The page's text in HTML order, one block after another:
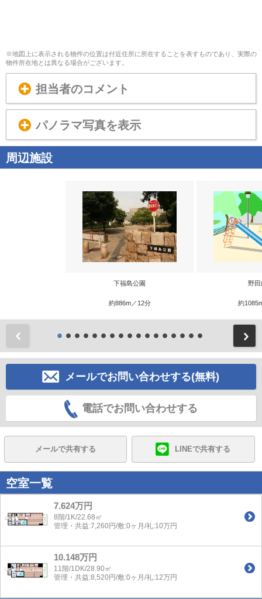
※地図上に表示される物件の位置は付近住所に所在することを表すものであり、実際の
物件所在地とは異なる場合がございます。
担当者のコメント
パノラマ写真を表示
周辺施設
下福島公園
約886m／12分
野田
約
メールでお問い合わせする(無料)
電話でお問い合わせする
メールで共有する LINEで共有する
空室一覧
7.624万円
8階/1K/22.68㎡
管理・共益:7,260円/敷:0ヶ月/礼:10万円
10.148万円
11階/1DK/28.90㎡
管理・共益:8,520円/敷:0ヶ月/礼:12万円